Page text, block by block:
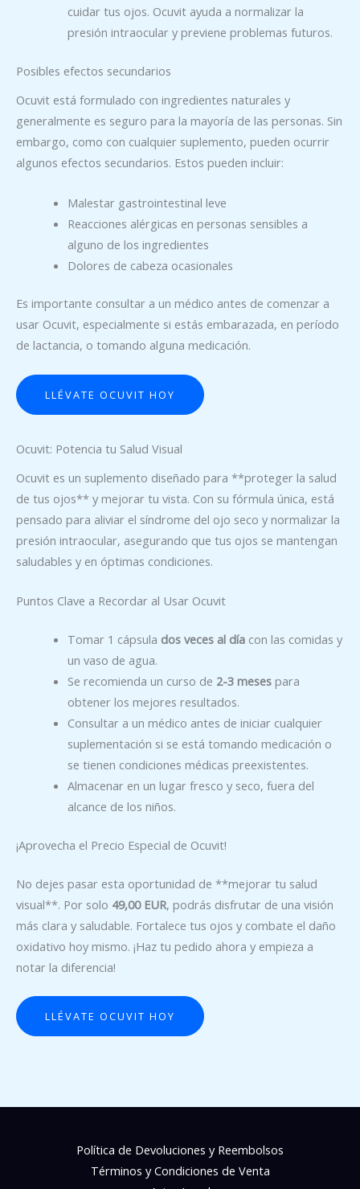
cuidar tus ojos. Ocuvit ayuda a normalizar la
presión intraocular y previene problemas futuros.
Posibles efectos secundarios
Ocuvit está formulado con ingredientes naturales y
generalmente es seguro para la mayoría de las personas. Sin
embargo, como con cualquier suplemento, pueden ocurrir
algunos efectos secundarios. Estos pueden incluir:
Malestar gastrointestinal leve
Reacciones alérgicas en personas sensibles a
alguno de los ingredientes
Dolores de cabeza ocasionales
Es importante consultar a un médico antes de comenzar a
usar Ocuvit, especialmente si estás embarazada, en período
de lactancia, o tomando alguna medicación.
LLÉVATE OCUVIT HOY
Ocuvit: Potencia tu Salud Visual
Ocuvit es un suplemento diseñado para **proteger la salud
de tus ojos** y mejorar tu vista. Con su fórmula única, está
pensado para aliviar el síndrome del ojo seco y normalizar la
presión intraocular, asegurando que tus ojos se mantengan
saludables y en óptimas condiciones.
Puntos Clave a Recordar al Usar Ocuvit
Tomar 1 cápsula dos veces al díacon las comidas y
un vaso de agua.
Se recomienda un curso de 2-3 mesespara
obtener los mejores resultados.
Consultar a un médico antes de iniciar cualquier
suplementación si se está tomando medicación o
se tienen condiciones médicas preexistentes.
Almacenar en un lugar fresco y seco, fuera del
alcance de los niños.
¡Aprovecha el Precio Especial de Ocuvit!
No dejes pasar esta oportunidad de **mejorar tu salud
visual**. Por solo 49,00 EUR, podrás disfrutar de una visión
más clara y saludable. Fortalece tus ojos y combate el daño
oxidativo hoy mismo. ¡Haz tu pedido ahora y empieza a
notar la diferencia!
LLÉVATE OCUVIT HOY
Política de Devoluciones y Reembolsos
Términos y Condiciones de Venta